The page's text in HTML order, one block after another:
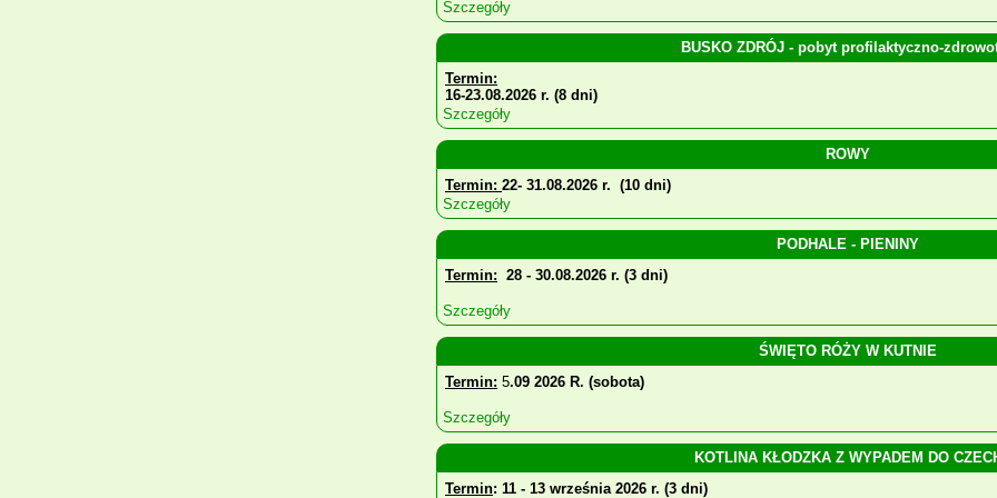
Szczegóły
BUSKO ZDRÓJ - pobyt profilaktyczno-
Termin:
16-23.08.2026 r. (8 dni)
Szczegóły
ROWY
Termin: 22- 31.08.2026 r. (10 dni)
Szczegóły
PODHALE - PIENINY
Termin: 28 - 30.08.2026 r. (3 dni)
Szczegóły
ŚWIĘTO RÓŻY W KUTNIE
Termin: 5.09 2026 R. (sobota)
Szczegóły
KOTLINA KŁODZKA Z WYPADEM DO
Termin: 11 - 13 września 2026 r. (3 dni)